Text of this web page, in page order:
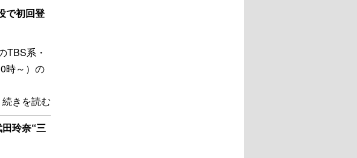
で初回登
TBS系・
時～）の
続きを読む
玲奈“三